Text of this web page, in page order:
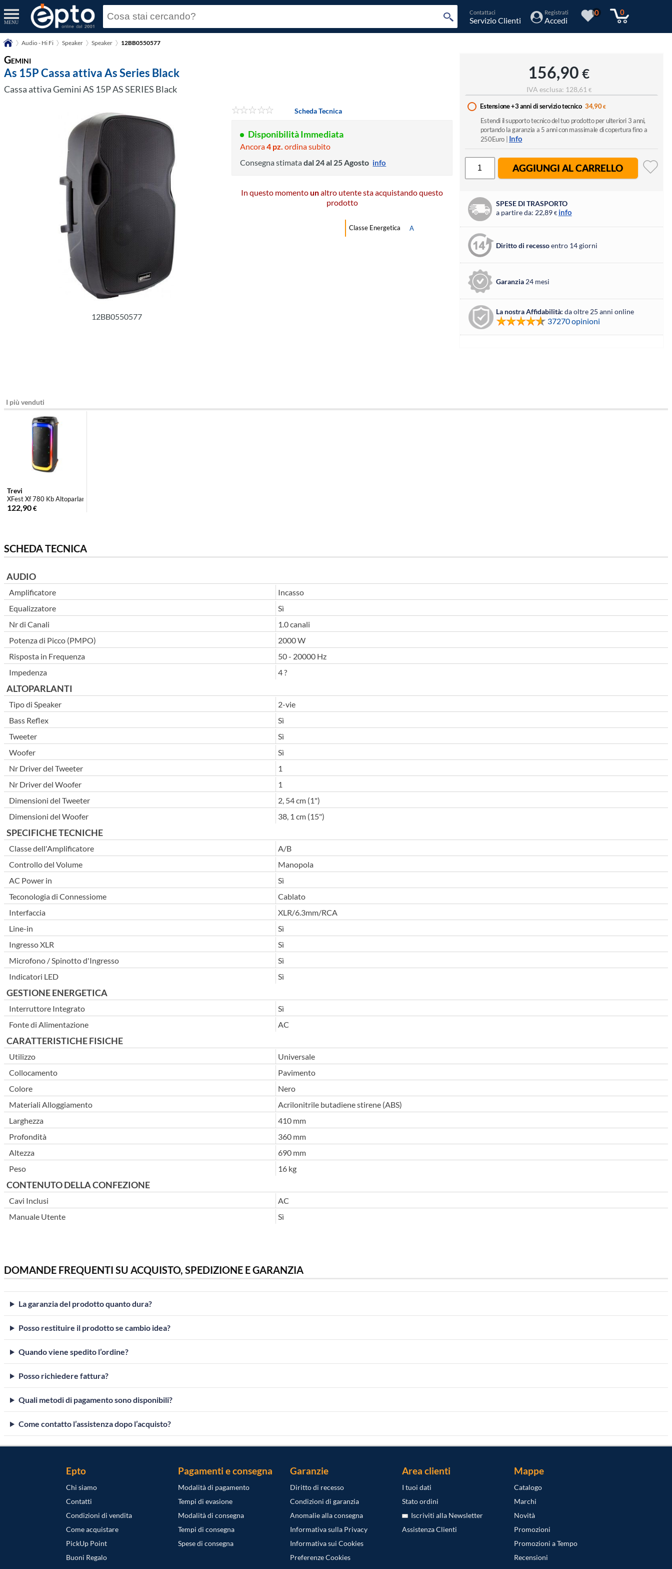
MENU
Contattaci
Servizio Clienti
Registrati
Accedi
0 0
Audio - Hi Fi Speaker Speaker 12BB0550577
Gemini
As 15P Cassa attiva As Series Black
Cassa attiva Gemini AS 15P AS SERIES Black
12BB0550577
Scheda Tecnica
Disponibilità Immediata
Ancora4 pz. ordina subito
Consegna stimatadal 24 al 25 Agosto info
In questo momentounaltro utente sta acquistando questo
prodotto
Classe Energetica A
156,90€
IVA esclusa: 128,61 €
Estensione +3 anni di servizio tecnico 34,90€
Estendi il supporto tecnico del tuo prodotto per ulteriori 3 anni,
portando la garanzia a 5 anni con massimale di copertura fino a
250Euro | Info
AGGIUNGI AL CARRELLO
SPESE DI TRASPORTO
a partire da: 22,89 € info
Diritto di recessoentro 14 giorni
Garanzia24 mesi
La nostra Affidabilità: da oltre 25 anni online
37270 opinioni
I più venduti
Trevi
XFest Xf 780 Kb Altoparlante da festa wirele...
122,90€
SCHEDA TECNICA
AUDIO
Amplificatore
Incasso
Equalizzatore
Sì
Nr di Canali
1.0 canali
Potenza di Picco (PMPO)
2000 W
Risposta in Frequenza
50 - 20000 Hz
Impedenza
4 ?
ALTOPARLANTI
Tipo di Speaker
2-vie
Bass Reflex
Sì
Tweeter
Sì
Woofer
Sì
Nr Driver del Tweeter
1
Nr Driver del Woofer
1
Dimensioni del Tweeter
2, 54 cm (1")
Dimensioni del Woofer
38, 1 cm (15")
SPECIFICHE TECNICHE
Classe dell'Amplificatore
A/B
Controllo del Volume
Manopola
AC Power in
Sì
Teconologia di Connessiome
Cablato
Interfaccia
XLR/6.3mm/RCA
Line-in
Sì
Ingresso XLR
Sì
Microfono / Spinotto d'Ingresso
Sì
Indicatori LED
Sì
GESTIONE ENERGETICA
Interruttore Integrato
Sì
Fonte di Alimentazione
AC
CARATTERISTICHE FISICHE
Utilizzo
Universale
Collocamento
Pavimento
Colore
Nero
Materiali Alloggiamento
Acrilonitrile butadiene stirene (ABS)
Larghezza
410 mm
Profondità
360 mm
Altezza
690 mm
Peso
16 kg
CONTENUTO DELLA CONFEZIONE
Cavi Inclusi
AC
Manuale Utente
Sì
DOMANDE FREQUENTI SU ACQUISTO, SPEDIZIONE E GARANZIA
La garanzia del prodotto quanto dura?
Posso restituire il prodotto se cambio idea?
Quando viene spedito l’ordine?
Posso richiedere fattura?
Quali metodi di pagamento sono disponibili?
Come contatto l’assistenza dopo l’acquisto?
Epto
Chi siamo
Contatti
Condizioni di vendita
Come acquistare
PickUp Point
Buoni Regalo
Pagamenti e consegna
Modalità di pagamento
Tempi di evasione
Modalità di consegna
Tempi di consegna
Spese di consegna
Garanzie
Diritto di recesso
Condizioni di garanzia
Anomalie alla consegna
Informativa sulla Privacy
Informativa sui Cookies
Preferenze Cookies
Area clienti
I tuoi dati
Stato ordini
Iscriviti alla Newsletter
Assistenza Clienti
Mappe
Catalogo
Marchi
Novità
Promozioni
Promozioni a Tempo
Recensioni